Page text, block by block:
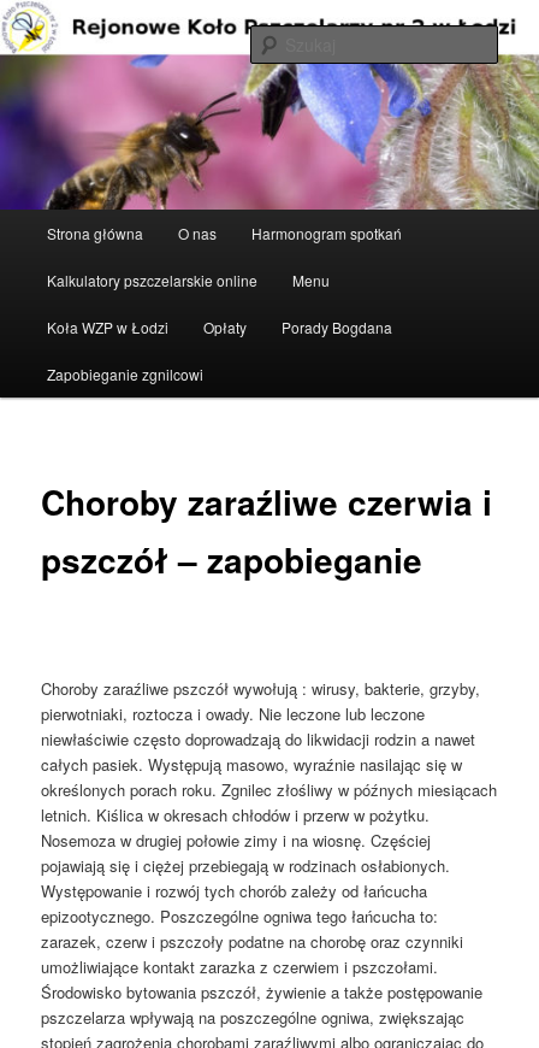
Przeskocz
do
tekstu
Rejonowe Koło Pszczelarzy nr 2 w
Łodzi
Strona główna O nas Harmonogram spotkań
Kalkulatory pszczelarskie online Menu
Koła WZP w Łodzi Opłaty Porady Bogdana
Zapobieganie zgnilcowi
Choroby zaraźliwe czerwia i
pszczół – zapobieganie
Choroby zaraźliwe pszczół wywołują : wirusy, bakterie, grzyby,
pierwotniaki, roztocza i owady. Nie leczone lub leczone
niewłaściwie często doprowadzają do likwidacji rodzin a nawet
całych pasiek. Występują masowo, wyraźnie nasilając się w
określonych porach roku. Zgnilec złośliwy w późnych miesiącach
letnich. Kiślica w okresach chłodów i przerw w pożytku.
Nosemoza w drugiej połowie zimy i na wiosnę. Częściej
pojawiają się i ciężej przebiegają w rodzinach osłabionych.
Występowanie i rozwój tych chorób zależy od łańcucha
epizootycznego. Poszczególne ogniwa tego łańcucha to:
zarazek, czerw i pszczoły podatne na chorobę oraz czynniki
umożliwiające kontakt zarazka z czerwiem i pszczołami.
Środowisko bytowania pszczół, żywienie a także postępowanie
pszczelarza wpływają na poszczególne ogniwa, zwiększając
stopień zagrożenia chorobami zaraźliwymi albo ograniczając do